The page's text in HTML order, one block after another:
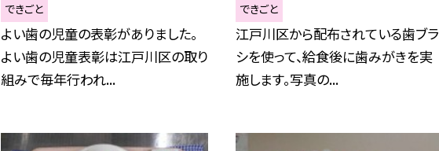
できごと
よい歯の児童の表彰がありました。
よい歯の児童表彰は江戸川区の取り
組みで毎年行われ...
できごと
江戸川区から配布されている歯ブラ
シを使って、給食後に歯みがきを実
施します。写真の...